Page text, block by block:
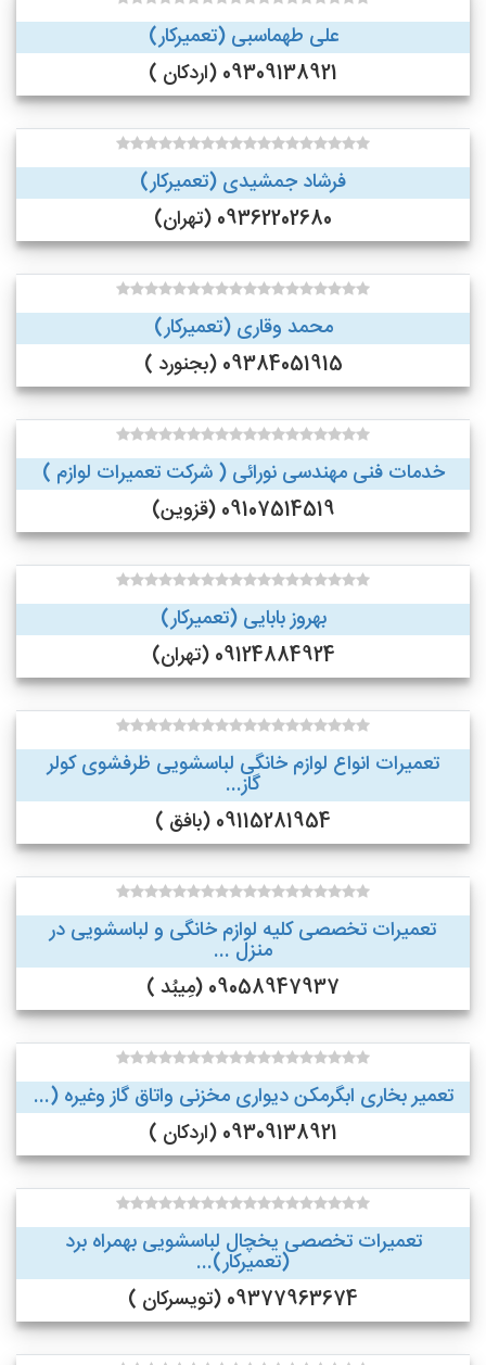
علی طهماسبی (تعمیرکار)
09309138921 (اردکان )
فرشاد جمشیدی (تعمیرکار)
09362202680 (تهران)
محمد وقاری (تعمیرکار)
09384051915 (بجنورد )
خدمات فنی مهندسی نورائی ( شرکت تعمیرات لوازم )
09107514519 (قزوین)
بهروز بابایی (تعمیرکار)
09124884924 (تهران)
تعمیرات انواع لوازم خانگی لباسشویی ظرفشوی کولر
گاز...
09115281954 (بافق )
تعمیرات تخصصی کلیه لوازم خانگی و لباسشویی در
منزل ...
09058947937 (مِیبُد )
تعمیر بخاری ابگرمکن دیواری مخزنی واتاق گاز وغیره (...
09309138921 (اردکان )
تعمیرات تخصصی یخچال لباسشویی بهمراه برد
(تعمیرکار)...
09377963674 (تویسرکان )